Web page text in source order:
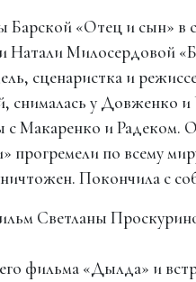
Барской «Отец и сын»
Натали Милосердовой
сценаристка и
снималась у Довженко
Макаренко и Радеком.
прогремели по всему
Покончила c
Светланы
фильма «Дылда» и